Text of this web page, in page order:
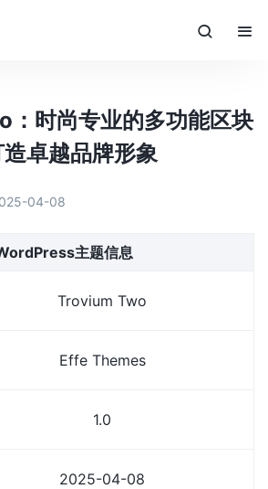
时尚专业的多功能区块
卓越品牌形象
04-08
主题信息
Trovium Two
Effe Themes
1.0
2025-04-08